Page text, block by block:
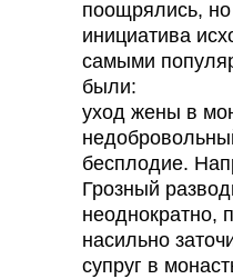
поощрялись,
инициатива
самыми
были:
уход жены в
бесплодие.
Грозный
неоднократно,
насильно
супруг в